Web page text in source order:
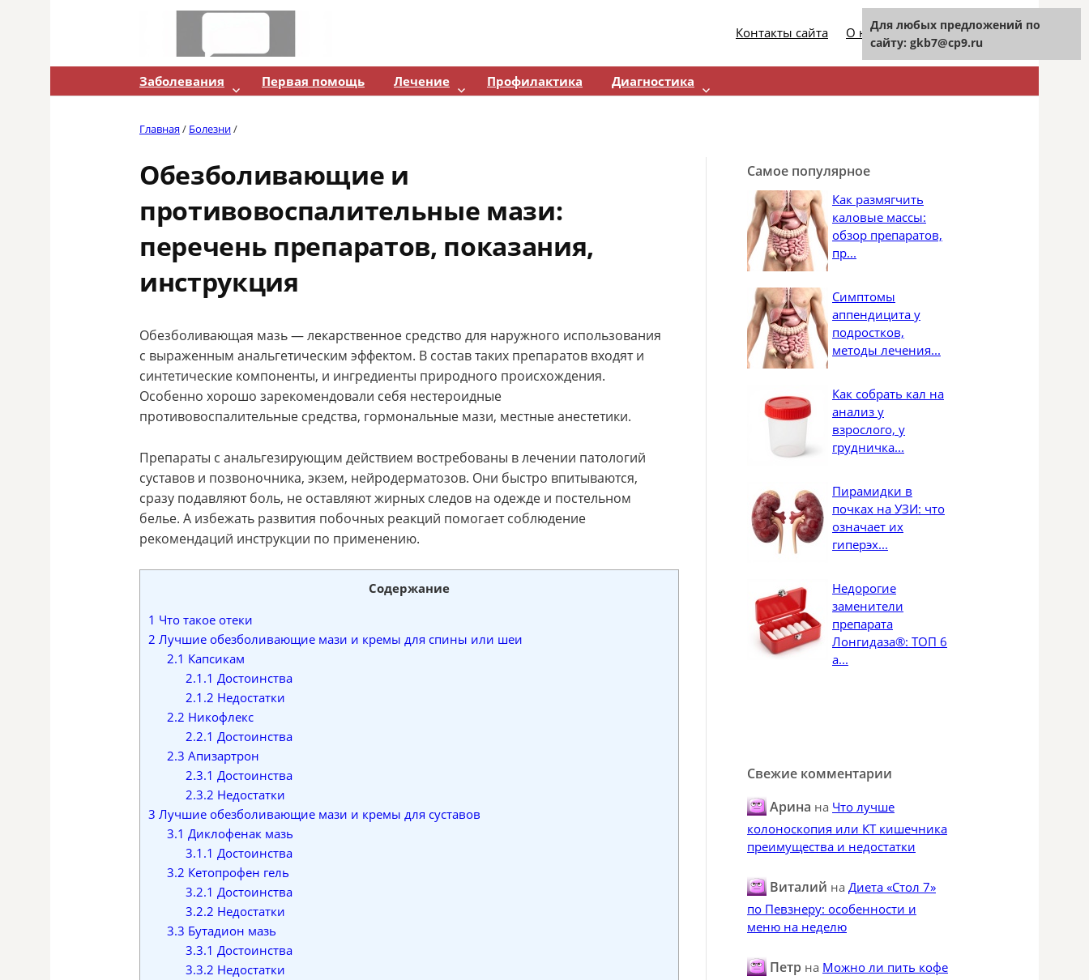
Контакты сайта О нашем проекте
Заболевания Первая помощь Лечение Профилактика Диагностика
Главная/ Болезни/
Обезболивающие и
противовоспалительные мази:
перечень препаратов, показания,
инструкция
Обезболивающая мазь — лекарственное средство для наружного использования
с выраженным анальгетическим эффектом. В состав таких препаратов входят и
синтетические компоненты, и ингредиенты природного происхождения.
Особенно хорошо зарекомендовали себя нестероидные
противовоспалительные средства, гормональные мази, местные анестетики.
Препараты с анальгезирующим действием востребованы в лечении патологий
суставов и позвоночника, экзем, нейродерматозов. Они быстро впитываются,
сразу подавляют боль, не оставляют жирных следов на одежде и постельном
белье. А избежать развития побочных реакций помогает соблюдение
рекомендаций инструкции по применению.
Содержание
1 Что такое отеки
2 Лучшие обезболивающие мази и кремы для спины или шеи
2.1 Капсикам
2.1.1 Достоинства
2.1.2 Недостатки
2.2 Никофлекс
2.2.1 Достоинства
2.3 Апизартрон
2.3.1 Достоинства
2.3.2 Недостатки
3 Лучшие обезболивающие мази и кремы для суставов
3.1 Диклофенак мазь
3.1.1 Достоинства
3.2 Кетопрофен гель
3.2.1 Достоинства
3.2.2 Недостатки
3.3 Бутадион мазь
3.3.1 Достоинства
3.3.2 Недостатки
Самое популярное
Как размягчить
каловые массы:
обзор препаратов,
пр...
Симптомы
аппендицита у
подростков,
методы лечения...
Как собрать кал на
анализ у
взрослого, у
грудничка...
Пирамидки в
почках на УЗИ: что
означает их
гиперэх...
Недорогие
заменители
препарата
Лонгидаза®: ТОП 6
а...
Свежие комментарии
Арина на Что лучше
колоноскопия или КТ кишечника
преимущества и недостатки
Виталий на Диета «Стол 7»
по Певзнеру: особенности и
меню на неделю
Петр на Можно ли пить кофе
Для любых предложений по
сайту: gkb7@cp9.ru